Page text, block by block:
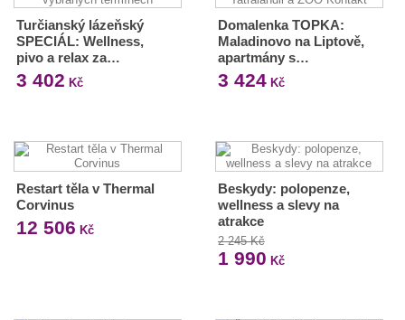
Turčianský lázeňský
SPECIÁL: Wellness,
pivo a relax za…
3 402 Kč
Domalenka TOPKA:
Maladinovo na Liptově,
apartmány s…
3 424Kč
Restart těla v Thermal
Corvinus
12 506 Kč
Beskydy: polopenze,
wellness a slevy na
atrakce
2 245 Kč
1 990 Kč